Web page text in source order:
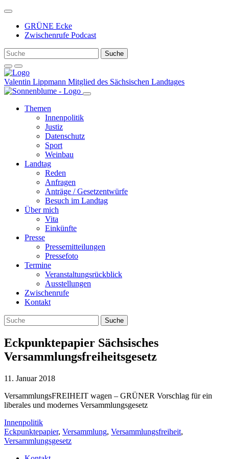
Weiter
Inhalt
GRÜNE Ecke
Zwischenrufe Podcast
Valentin Lippmann Mitglied des Sächsischen Landtages
Themen
Innenpolitik
Justiz
Datenschutz
Sport
Weinbau
Landtag
Reden
Anfragen
Anträge / Gesetzentwürfe
Besuch im Landtag
Über mich
Vita
Einkünfte
Presse
Pressemitteilungen
Pressefoto
Termine
Veranstaltungsrückblick
Ausstellungen
Zwischenrufe
Kontakt
Eckpunktepapier Sächsisches
Versammlungsfreiheitsgesetz
11. Januar 2018
VersammlungsFREIHEIT wagen – GRÜNER Vorschlag für ein
liberales und modernes Versammlungsgesetz
Innenpolitik
Eckpunktepapier, Versammlung, Versammlungsfreiheit,
Versammlungsgesetz